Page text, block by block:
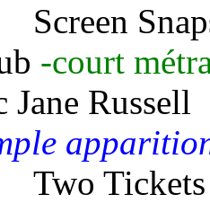
Screen
-court
Jane Russell
Two